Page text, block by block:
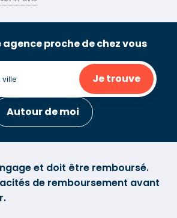
agence proche de chez vous
Je trouve
Autour de moi
et doit être remboursé.
de remboursement avant